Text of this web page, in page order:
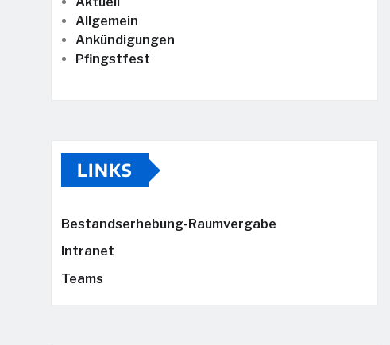
Allgemein
Ankündigungen
Pfingstfest
LINKS
Bestandserhebung-Raumvergabe
Intranet
Teams